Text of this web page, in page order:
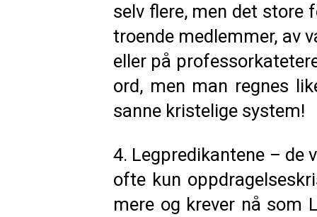
selv flere, men det store
troende medlemmer, av
eller på
ord, men man regnes
sanne kristelige system!
4. Legpredikantene – de
ofte kun
mere og krever nå som